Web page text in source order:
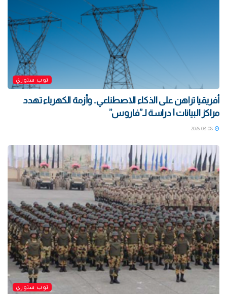
توب ستوري
أفريقيا تراهن على الذكاء الاصطناعي.. وأزمة الكهرباء تهدد
مراكز البيانات | دراسة لـ”فاروس”
توب ستوري